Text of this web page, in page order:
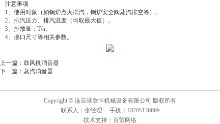
注意事项
1、使用对象（如锅炉点火排汽，锅炉安全阀蒸汽排空等）。
2、排汽压力、排汽温度（均取最大值）。
3、排放量：T/h。
4、接口尺寸等相关参数。
上一篇： 鼓风机消音器
下一篇： 蒸汽消音器
Copyright © 连云港欣卡机械设备有限公司 版权所有
联系人：张经理 手机：18705136669
技术支持：百贸网络